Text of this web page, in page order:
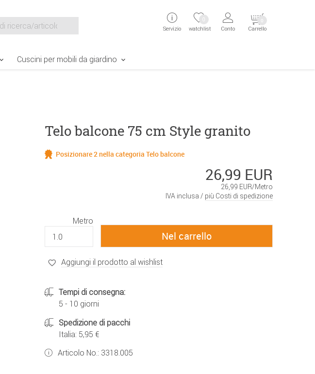
Servizio watchlist
0
Conto Carrello
0
Cuscini per mobili da giardino
Telo balcone 75 cm Style granito
Posizionare 2 nella categoria Telo balcone
26,99 EUR
26,99 EUR/Metro
IVA inclusa / più Costi di spedizione
Metro
Aggiungi il prodotto al wishlist
Tempi di consegna:
5 - 10 giorni
Spedizione di pacchi
Italia: 5,95 €
Articolo No.: 3318.005